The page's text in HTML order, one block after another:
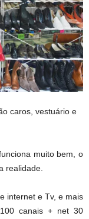
caros, vestuário e
muito bem, o
realidade.
internet e Tv, e mais
canais + net 30